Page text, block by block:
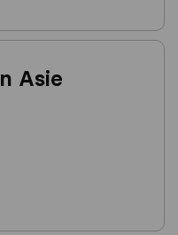
Asie